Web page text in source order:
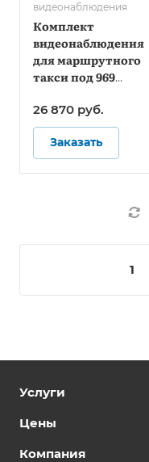
видеонаблюдения
Комплект
видеонаблюдения
для маршрутного
такси под 969
Стандарт
26 870 руб.
Заказать
1
Услуги
Цены
Компания